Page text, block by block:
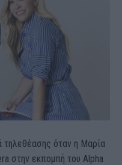
τηλεθέασης όταν η Μαρία
στην εκπομπή του Alpha